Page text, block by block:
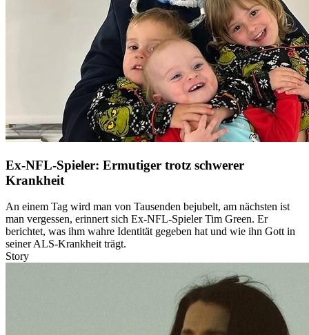
Ex-NFL-Spieler: Ermutiger trotz schwerer
Krankheit
An einem Tag wird man von Tausenden bejubelt, am nächsten ist
man vergessen, erinnert sich Ex-NFL-Spieler Tim Green. Er
berichtet, was ihm wahre Identität gegeben hat und wie ihn Gott in
seiner ALS-Krankheit trägt.
Story